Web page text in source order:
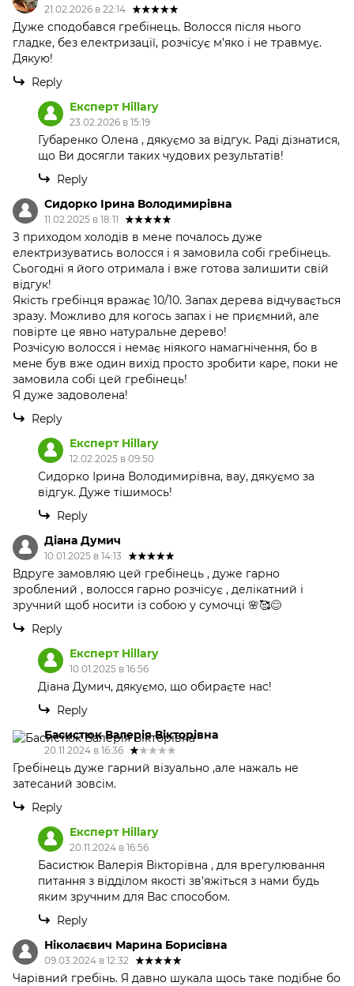
21.02.2026 в 22:14
Дуже сподобався гребінець. Волосся після нього
гладке, без електризації, розчісує м’яко і не травмує.
Дякую!
Reply
Експерт Hillary
23.02.2026 в 15:19
Губаренко Олена , дякуємо за відгук. Раді дізнатися,
що Ви досягли таких чудових результатів!
Reply
Сидорко Ірина Володимирівна
11.02.2025 в 18:11
З приходом холодів в мене почалось дуже
електризуватись волосся і я замовила собі гребінець.
Сьогодні я його отримала і вже готова залишити свій
відгук!
Якість гребінця вражає 10/10. Запах дерева відчувається
зразу. Можливо для когось запах і не приємний, але
повірте це явно натуральне дерево!
Розчісую волосся і немає ніякого намагнічення, бо в
мене був вже один вихід просто зробити каре, поки не
замовила собі цей гребінець!
Я дуже задоволена!
Reply
Експерт Hillary
12.02.2025 в 09:50
Сидорко Ірина Володимирівна, вау, дякуємо за
відгук. Дуже тішимось!
Reply
Діана Думич
10.01.2025 в 14:13
Вдруге замовляю цей гребінець , дуже гарно
зроблений , волосся гарно розчісує , делікатний і
зручний щоб носити із собою у сумочці 🌸🥰😊
Reply
Експерт Hillary
10.01.2025 в 16:56
Діана Думич, дякуємо, що обираєте нас!
Reply
Басистюк Валерія Вікторівна
20.11.2024 в 16:36
Гребінець дуже гарний візуально ,але нажаль не
затесаний зовсім.
Reply
Експерт Hillary
20.11.2024 в 16:56
Басистюк Валерія Вікторівна , для врегулювання
питання з відділом якості зв'яжіться з нами будь
яким зручним для Вас способом.
Reply
Ніколаєвич Марина Борисівна
09.03.2024 в 12:32
Чарівний гребінь. Я давно шукала щось таке подібне бо